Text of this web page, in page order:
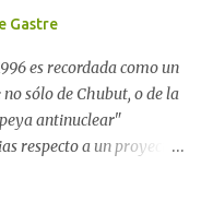
Gastre
es recordada como un
sólo de Chubut, o de la
antinuclear"
respecto a un proyecto